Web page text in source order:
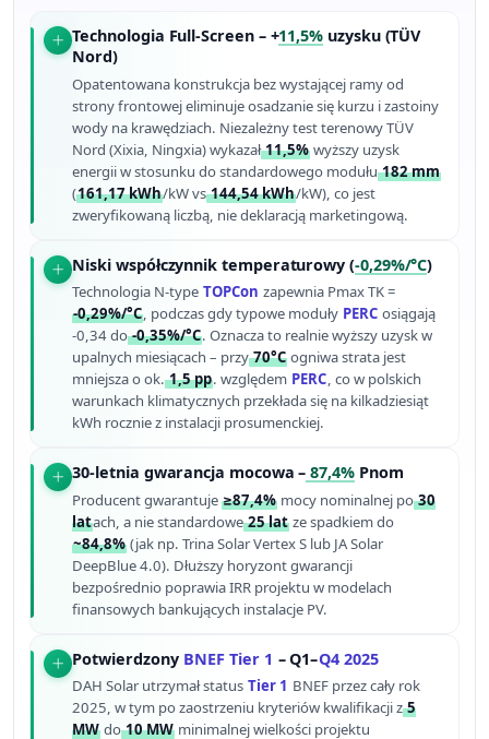
Technologia Full-Screen – +11,5% uzysku (TÜV
Nord)
Opatentowana konstrukcja bez wystającej ramy od
strony frontowej eliminuje osadzanie się kurzu i zastoiny
wody na krawędziach. Niezależny test terenowy TÜV
Nord (Xixia, Ningxia) wykazał11,5% wyższy uzysk
energii w stosunku do standardowego modułu182 mm
(161,17 kWh/kW vs144,54 kWh/kW), co jest
zweryfikowaną liczbą, nie deklaracją marketingową.
Niski współczynnik temperaturowy (-0,29%/°C)
Technologia N-type TOPCon zapewnia Pmax TK =
-0,29%/°C, podczas gdy typowe moduły PERC osiągają
-0,34 do-0,35%/°C. Oznacza to realnie wyższy uzysk w
upalnych miesiącach – przy70°C ogniwa strata jest
mniejsza o ok.1,5 pp. względem PERC, co w polskich
warunkach klimatycznych przekłada się na kilkadziesiąt
kWh rocznie z instalacji prosumenckiej.
30-letnia gwarancja mocowa – 87,4%Pnom
Producent gwarantuje≥87,4% mocy nominalnej po30
latach, a nie standardowe25 lat ze spadkiem do
~84,8% (jak np. Trina Solar Vertex S lub JA Solar
DeepBlue 4.0). Dłuższy horyzont gwarancji
bezpośrednio poprawia IRR projektu w modelach
finansowych bankujących instalacje PV.
Potwierdzony BNEF Tier 1 – Q1–Q4 2025
DAH Solar utrzymał status Tier 1 BNEF przez cały rok
2025, w tym po zaostrzeniu kryteriów kwalifikacji z5
MW do10 MW minimalnej wielkości projektu